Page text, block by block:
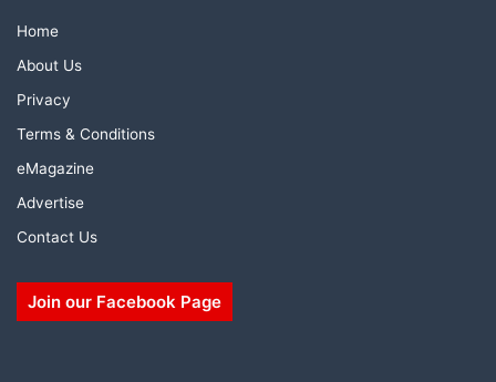
Home
About Us
Privacy
Terms & Conditions
eMagazine
Advertise
Contact Us
Join our Facebook Page